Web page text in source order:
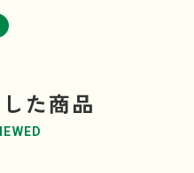
た商品